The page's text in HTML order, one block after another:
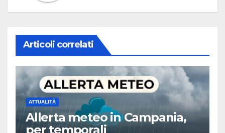
Articoli correlati
ATTUALITÀ
Allerta meteo in Campania,
per temporali